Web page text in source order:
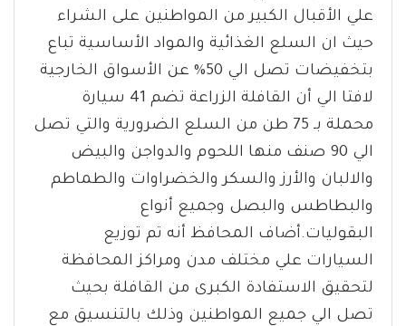
علي الأقبال الكبير من المواطنين على الشراء
حيث ان السلع الغذائية والمواد الأساسية تباع
بتخفيضات تصل الي 50% عن الأسواق الخارجية
لافتا الي أن القافلة الزراعة تضم 41 سيارة
محملة بـ 75 طن من السلع الضرورية والتي تصل
الي 90 صنف منها اللحوم والدواجن والبيض
والالبان والأرز والسكر والخضراوات والطماطم
والبطاطس والبصل وجميع أنواع
البقوليات.أضاف المحافظ أنه تم توزيع
السيارات علي مختلف مدن ومراكز المحافظة
لتحقيق الاستفادة الكبرى من القافلة بحيث
تصل الي جميع المواطنين وذلك بالتنسيق مع